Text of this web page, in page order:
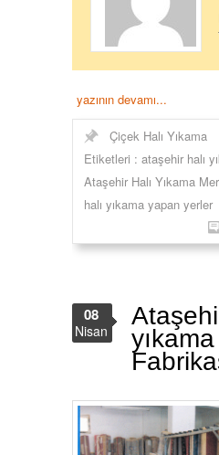
yazının devamı...
Çiçek Halı Yıkama
Etiketleri : ataşehir halı
Ataşehir Halı Yıkama
halı yıkama yapan yerler
yıkama
08
Nisan